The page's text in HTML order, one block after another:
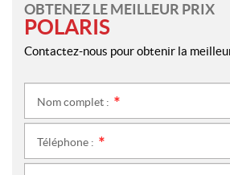
OBTENEZ LE MEILLEUR PRIX
POLARIS
Contactez-nous pour obtenir la
Nom complet :
Téléphone :